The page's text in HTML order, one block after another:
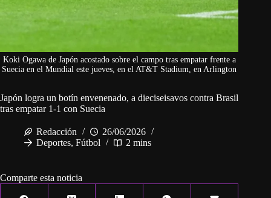
Koki Ogawa de Japón acostado sobre el campo tras empatar frente a
Suecia en el Mundial este jueves, en el AT&T Stadium, en Arlington
Japón logra un botín envenenado, a dieciseisavos contra Brasil
tras empatar 1-1 con Suecia
Redacción
26/06/2026
Deportes, Fútbol 2 mins
Comparte esta noticia